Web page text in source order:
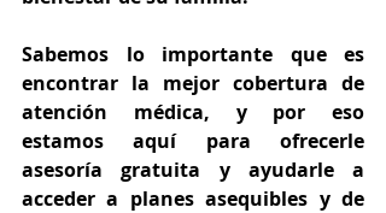
Sabemos lo importante que es
encontrar la mejor cobertura de
atención médica, y por eso
estamos aquí para ofrecerle
asesoría gratuita y ayudarle a
acceder a planes asequibles y de